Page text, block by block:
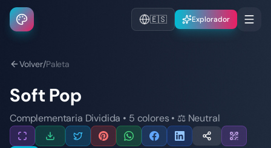
🇪🇸 Explorador
Volver/Paleta
Soft Pop
Complementaria Dividida • 5 colores • ⚖️ Neutral